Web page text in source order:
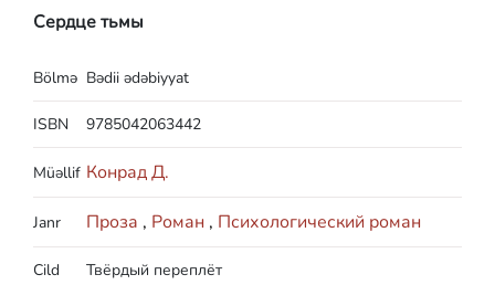
Сердце тьмы
Bölmə Bədii ədəbiyyat
ISBN 9785042063442
Müəllif Конрад Д.
Janr Проза , Роман , Психологический роман
Cild Твёрдый переплёт